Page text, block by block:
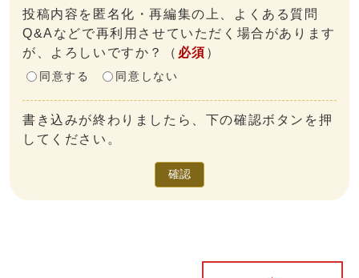
投稿内容を匿名化・再編集の上、よくある質問
Q&Aなどで再利用させていただく場合があります
が、よろしいですか？
（ 必須 ）
同意する 同意しない
書き込みが終わりましたら、下の確認ボタンを押
してください。
確認